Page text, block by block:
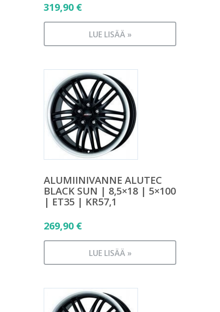
319,90 €
LUE LISÄÄ »
ALUMIINIVANNE ALUTEC
BLACK SUN | 8,5×18 | 5×100
| ET35 | KR57,1
269,90 €
LUE LISÄÄ »